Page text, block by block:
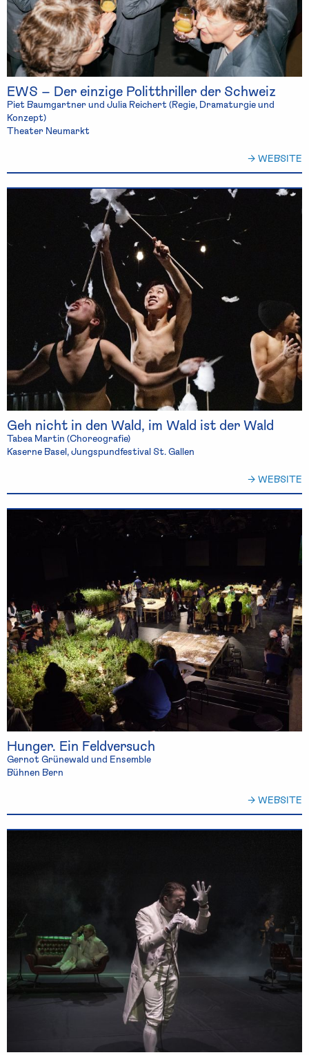
EWS – Der einzige Politthriller der Schweiz
Piet Baumgartner und Julia Reichert (Regie, Dramaturgie und
Konzept)
Theater Neumarkt
→ WEBSITE
Geh nicht in den Wald, im Wald ist der Wald
Tabea Martin (Choreografie)
Kaserne Basel, Jungspundfestival St. Gallen
→ WEBSITE
Hunger. Ein Feldversuch
Gernot Grünewald und Ensemble
Bühnen Bern
→ WEBSITE